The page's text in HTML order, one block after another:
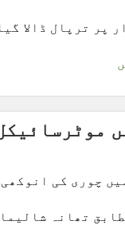
دیوار پر ترپال ڈالا
میں
چوری کی انوکھی
تھانہ